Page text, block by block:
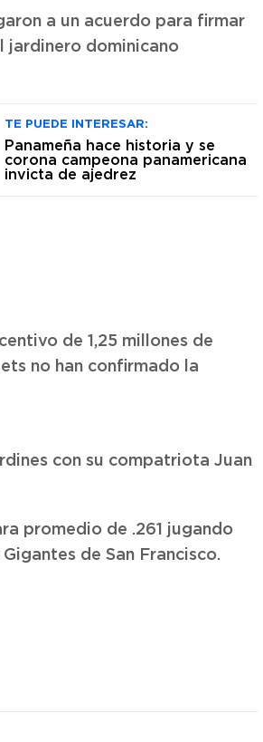
a un acuerdo para firmar
jardinero dominicano
TE PUEDE INTERESAR:
Panameña hace historia y se
corona campeona panamericana
invicta de ajedrez
de 1,25 millones de
no han confirmado la
con su compatriota Juan
promedio de .261 jugando
de San Francisco.